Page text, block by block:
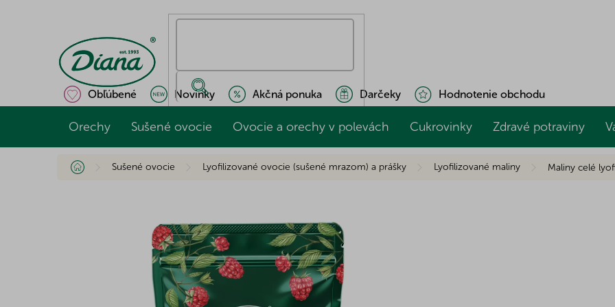
Obľúbené Novinky Akčná ponuka Darčeky Hodnotenie obchodu
Orechy Sušené ovocie Ovocie a orechy v polevách Cukrovinky Zdravé potraviny
DomovSušené ovocie Lyofilizované ovocie (sušené mrazom) a prášky Lyofilizované maliny Maliny celé